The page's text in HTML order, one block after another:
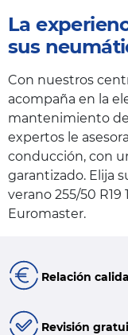
La
sus
Con nuestros
acompaña en la
mantenimiento
expertos le
conducción, con
garantizado. Elija
verano 255/50
Euromaster.
Relación
Revisión